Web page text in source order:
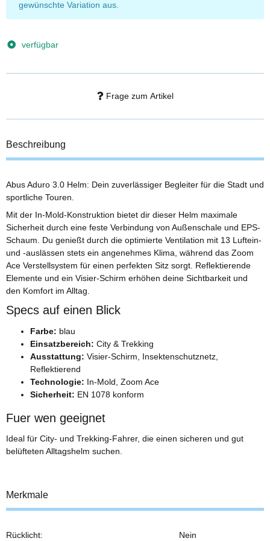
gewünschte Variation aus.
verfügbar
Frage zum Artikel
Beschreibung
Abus Aduro 3.0 Helm: Dein zuverlässiger Begleiter für die Stadt und
sportliche Touren.
Mit der In-Mold-Konstruktion bietet dir dieser Helm maximale
Sicherheit durch eine feste Verbindung von Außenschale und EPS-
Schaum. Du genießt durch die optimierte Ventilation mit 13 Luftein-
und -auslässen stets ein angenehmes Klima, während das Zoom
Ace Verstellsystem für einen perfekten Sitz sorgt. Reflektierende
Elemente und ein Visier-Schirm erhöhen deine Sichtbarkeit und
den Komfort im Alltag.
Specs auf einen Blick
Farbe: blau
Einsatzbereich: City & Trekking
Ausstattung: Visier-Schirm, Insektenschutznetz,
Reflektierend
Technologie: In-Mold, Zoom Ace
Sicherheit: EN 1078 konform
Fuer wen geeignet
Ideal für City- und Trekking-Fahrer, die einen sicheren und gut
belüfteten Alltagshelm suchen.
Merkmale
Rücklicht: Nein